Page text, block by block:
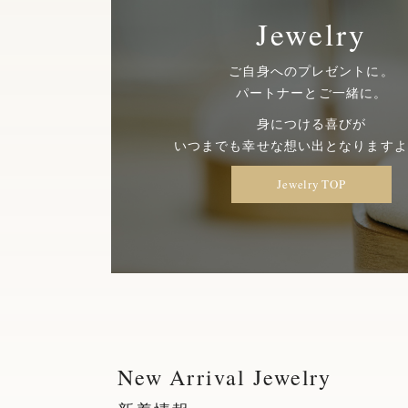
Jewelry
ご自身へのプレゼントに。
パートナーとご一緒に。
身につける喜びが
いつまでも幸せな想い出となります
Jewelry TOP
New Arrival Jewelry